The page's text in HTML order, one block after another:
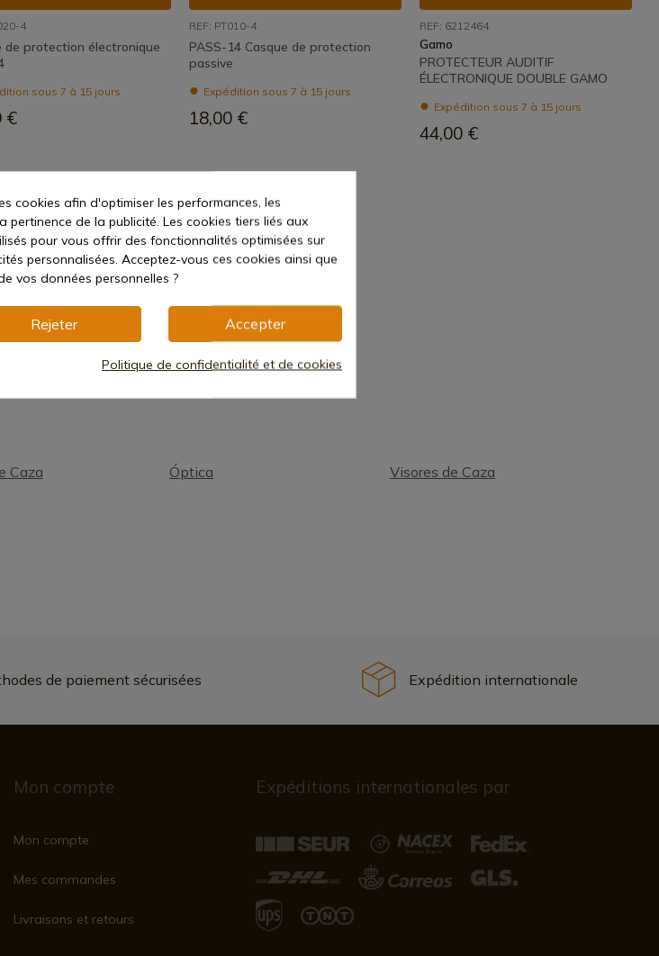
4
de protection électronique
sous 7 à 15 jours
€
REF: PT010-4
PASS-14 Casque de protection
passive
Expédition sous 7 à 15 jours
18,00 €
REF: 6212464
Gamo
PROTECTEUR AUDITIF
ÉLECTRONIQUE DOUBLE GAMO
Expédition sous 7 à 15 jours
44,00 €
1
Caza Óptica Visores de Caza
de paiement sécurisées Expédition internationale
Mon compte
Mon compte
Mes commandes
Livraisons et retours
Expéditions internationales par
cookies afin d'optimiser les performances, les
de la publicité. Les cookies tiers liés aux
pour vous offrir des fonctionnalités optimisées sur
personnalisées. Acceptez-vous ces cookies ainsi que
vos données personnelles ?
Rejeter Accepter
Politique de confidentialité et de cookies